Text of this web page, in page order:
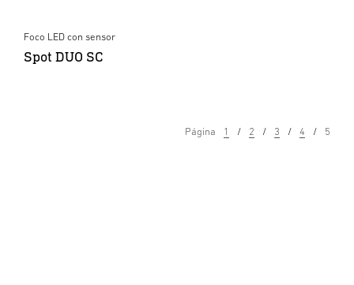
Foco LED con sensor
Spot DUO SC
Página 1 2 3 4 5